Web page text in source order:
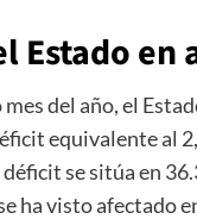
Estado en
del año, el
equivalente al
se sitúa en
ha visto afectado